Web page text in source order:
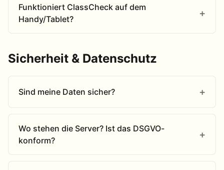
Funktioniert ClassCheck auf dem
Handy/Tablet?
Sicherheit & Datenschutz
Sind meine Daten sicher?
Wo stehen die Server? Ist das DSGVO-
konform?